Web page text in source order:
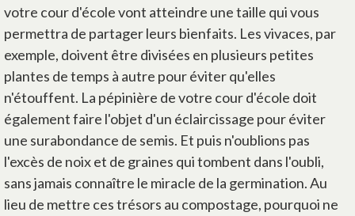
votre cour d'école vont atteindre une taille qui vous
permettra de partager leurs bienfaits. Les vivaces, par
exemple, doivent être divisées en plusieurs petites
plantes de temps à autre pour éviter qu'elles
n'étouffent. La pépinière de votre cour d'école doit
également faire l'objet d'un éclaircissage pour éviter
une surabondance de semis. Et puis n'oublions pas
l'excès de noix et de graines qui tombent dans l'oubli,
sans jamais connaître le miracle de la germination. Au
lieu de mettre ces trésors au compostage, pourquoi ne